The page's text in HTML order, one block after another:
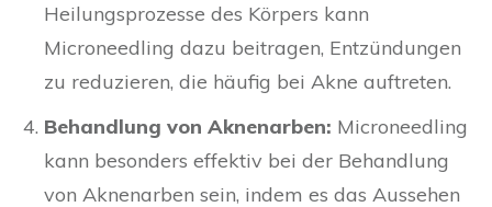
Heilungsprozesse des Körpers kann
Microneedling dazu beitragen, Entzündungen
zu reduzieren, die häufig bei Akne auftreten.
Behandlung von Aknenarben: Microneedling
kann besonders effektiv bei der Behandlung
von Aknenarben sein, indem es das Aussehen